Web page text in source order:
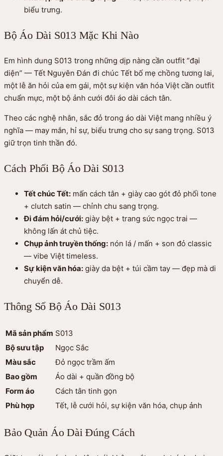
biểu trưng.
Bộ Áo Dài S013 Mặc Khi Nào
Em hình dung S013 trong những dịp nàng cần outfit “đại
diện” — Tết Nguyên Đán đi chúc Tết bố mẹ chồng tương lai,
một lễ ăn hỏi của em gái, một sự kiện văn hóa Việt cần outfit
chuẩn mực, một bộ ảnh cưới đôi áo dài cách tân.
Theo các nghệ nhân, sắc đỏ trong áo dài Việt mang nhiều ý
nghĩa — may mắn, hỉ sự, biểu trưng cho sự sang trọng. S013
giữ trọn tinh thần đó.
Cách Phối Bộ Áo Dài S013
Tết chúc Tết: mấn cách tân + giày cao gót đỏ phối tone
+ clutch satin — chỉnh chu sang trọng.
Đi đám hỏi/cưới: giày bệt + trang sức ngọc trai —
không lấn át chủ tiệc.
Chụp ảnh truyền thống: nón lá / mấn + son đỏ classic
— vibe Việt timeless.
Sự kiện văn hóa: giày da bệt + túi cầm tay — đẹp mà di
chuyển dễ.
Thông Số Bộ Áo Dài S013
Mã sản phẩm S013
Bộ sưu tập
Ngọc Sắc
Màu sắc
Đỏ ngọc trầm ấm
Bao gồm
Áo dài + quần đồng bộ
Form áo
Cách tân tinh gọn
Phù hợp
Tết, lễ cưới hỏi, sự kiện văn hóa, chụp ảnh
Bảo Quản Áo Dài Đúng Cách